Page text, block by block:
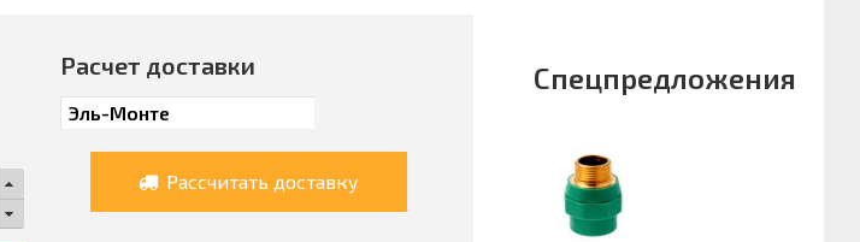
Расчет доставки
Рассчитать доставку
Спецпредложения